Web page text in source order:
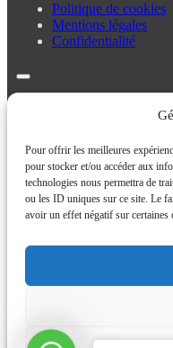
Pour offrir les meilleures
pour stocker et/ou accéder aux
technologies nous permettra de
ou les ID uniques sur ce site. Le
avoir un effet négatif sur certaines
Politique de cookies
Mentions légales
Confidentialité